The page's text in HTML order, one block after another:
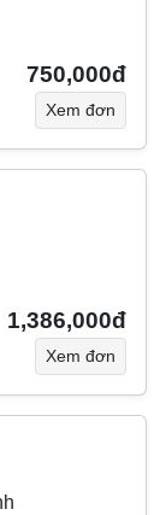
750,000đ
Xem đơn
1,386,000đ
Xem đơn